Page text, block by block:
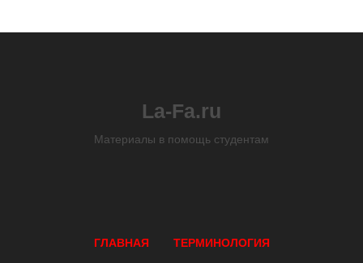
La-Fa.ru
Материалы в помощь студентам
ГЛАВНАЯ ТЕРМИНОЛОГИЯ